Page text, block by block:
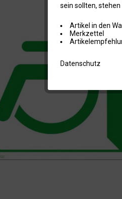
sein sollten,
Artikel in den
Merkzettel
Datenschutz